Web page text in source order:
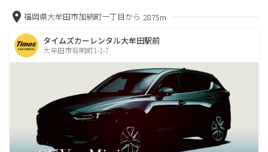
福岡県大牟田市加納町一丁目から 2875m
タイムズカーレンタル大牟田駅前
大牟田市有明町1-1-7